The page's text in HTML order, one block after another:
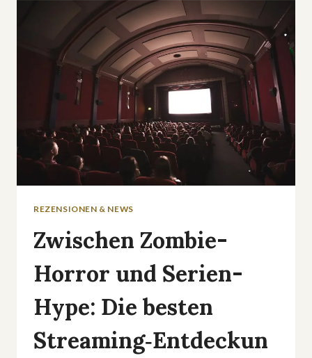
REZENSIONEN & NEWS
Zwischen Zombie-
Horror und Serien-
Hype: Die besten
Streaming‑Entdeckun